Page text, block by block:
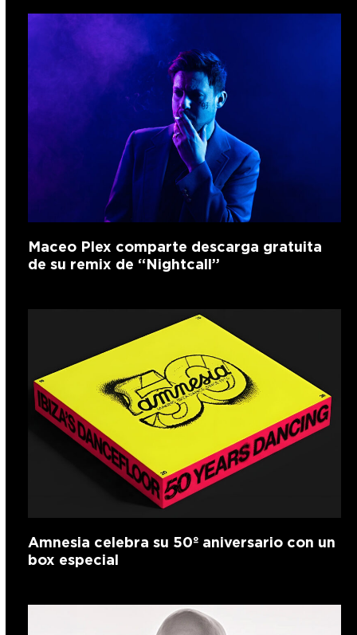
Maceo Plex comparte descarga gratuita
de su remix de “Nightcall”
Amnesia celebra su 50º aniversario con un
box especial